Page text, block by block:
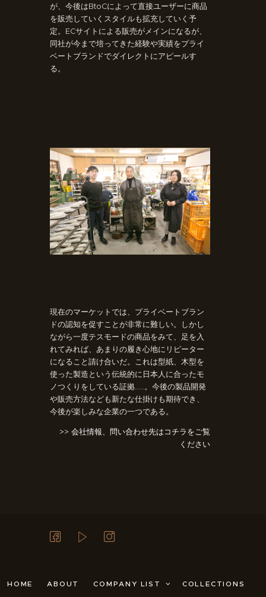
が、今後はBtoCによって直接ユーザーに商品
を販売していくスタイルも拡充していく予
定。ECサイトによる販売がメインになるが、
同社が今まで培ってきた経験や実績をプライ
ベートブランドでダイレクトにアピールす
る。
現在のマーケットでは、プライベートブラン
ドの認知を促すことが非常に難しい。しかし
ながら一度テスモードの商品をみて、足を入
れてみれば、あまりの履き心地にリピーター
になること請け合いだ。これは型紙、木型を
使った製造という伝統的に日本人に合ったモ
ノつくりをしている証拠……。今後の製品開発
や販売方法なども新たな仕掛けも期待でき、
今後が楽しみな企業の一つである。
>> 会社情報、問い合わせ先はコチラをご覧
ください
HOME ABOUT COMPANY LIST
COLLECTIONS